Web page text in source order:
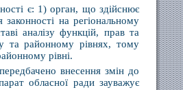
є: 1) орган, що здійснює
на регіональному
аналізу функцій, прав та
та районному рівнях, тому
рівні.
внесення змін до
обласної ради зауважує